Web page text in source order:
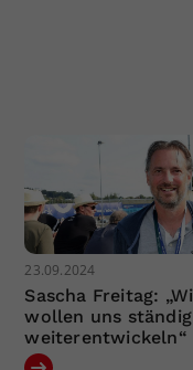
23.09.2024
Sascha Freitag:
wollen uns ständig
weiterentwickeln“